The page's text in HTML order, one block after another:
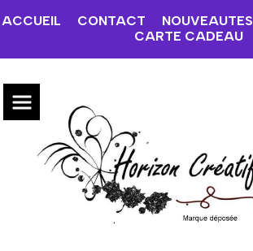
ACCUEIL CONTACT NOUVEAUTES
CARTE CADEAU